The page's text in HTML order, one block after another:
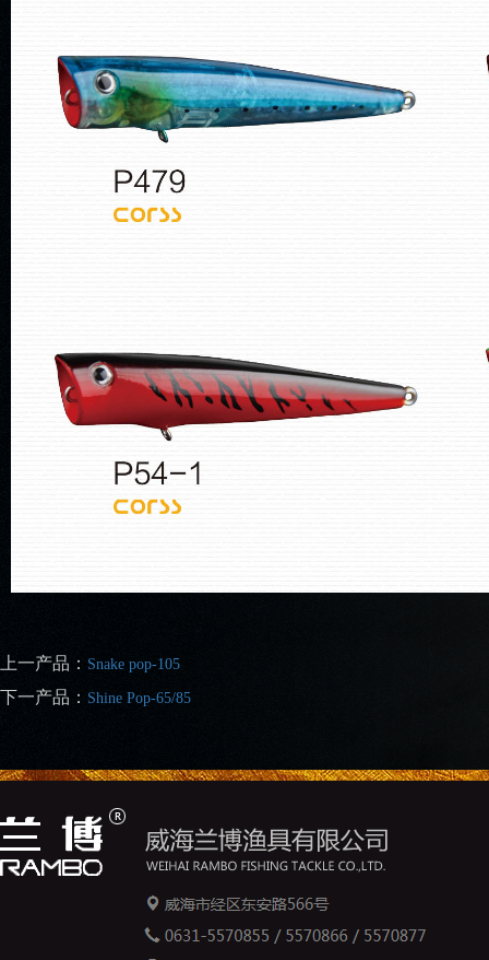
上一产品： Snake pop-105
下一产品： Shine Pop-65/85